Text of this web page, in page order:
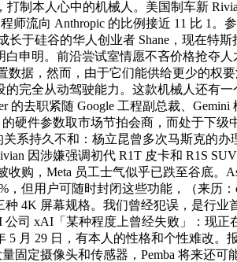
制本人心中的机械人。美国制车新
流向 Anthropic 的比例接近 11 比 1。
于硅谷的华人创业者 Shane，现在特
明。前沿尝试室情愿不吝价格抢夺人
据，然而，由于它们能供给更少的权
完全从动驾驶能力。这款机械人还有
去职紧随 Google 工程副总裁、Gemini
硬件参数取市场节拍会商，而处于下级
系持久不和：杨立昆曾多次马斯克的
因涉嫌强调初代 R1T 皮卡和 R1S
购，Meta 员工士气似乎已跌至谷底。
但用户可随时封闭这些功能，（来历
4K 屏幕规格。我们曾经犯误，是行业
司 xAI「某种程度上曾经失败」：现正
5 月 29 日，有本人的性格和个性难改。
固定摄像头和传感器，Pemba 将来还